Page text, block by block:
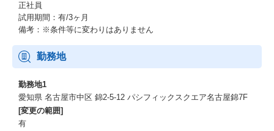
・ビジネスフォンに接続して使うアプライアンス
・既存のビジネスフォン構成を変えることなく、ビジネスフォン
のDXを実現できる
- ダッシュボード（通話統計情報）、通話履歴、録音管理、電話
帳
-迷惑電話・FAX対策、録音・音声テキスト化、おまたせアナウ
ンス・IVR
求人の特徴
正社員
試用期間：有/3ヶ月
備考：※条件等に変わりはありません
勤務地
勤務地1
愛知県 名古屋市中区 錦2-5-12 パシフィックスクエア名古屋錦7F
[変更の範囲]
有